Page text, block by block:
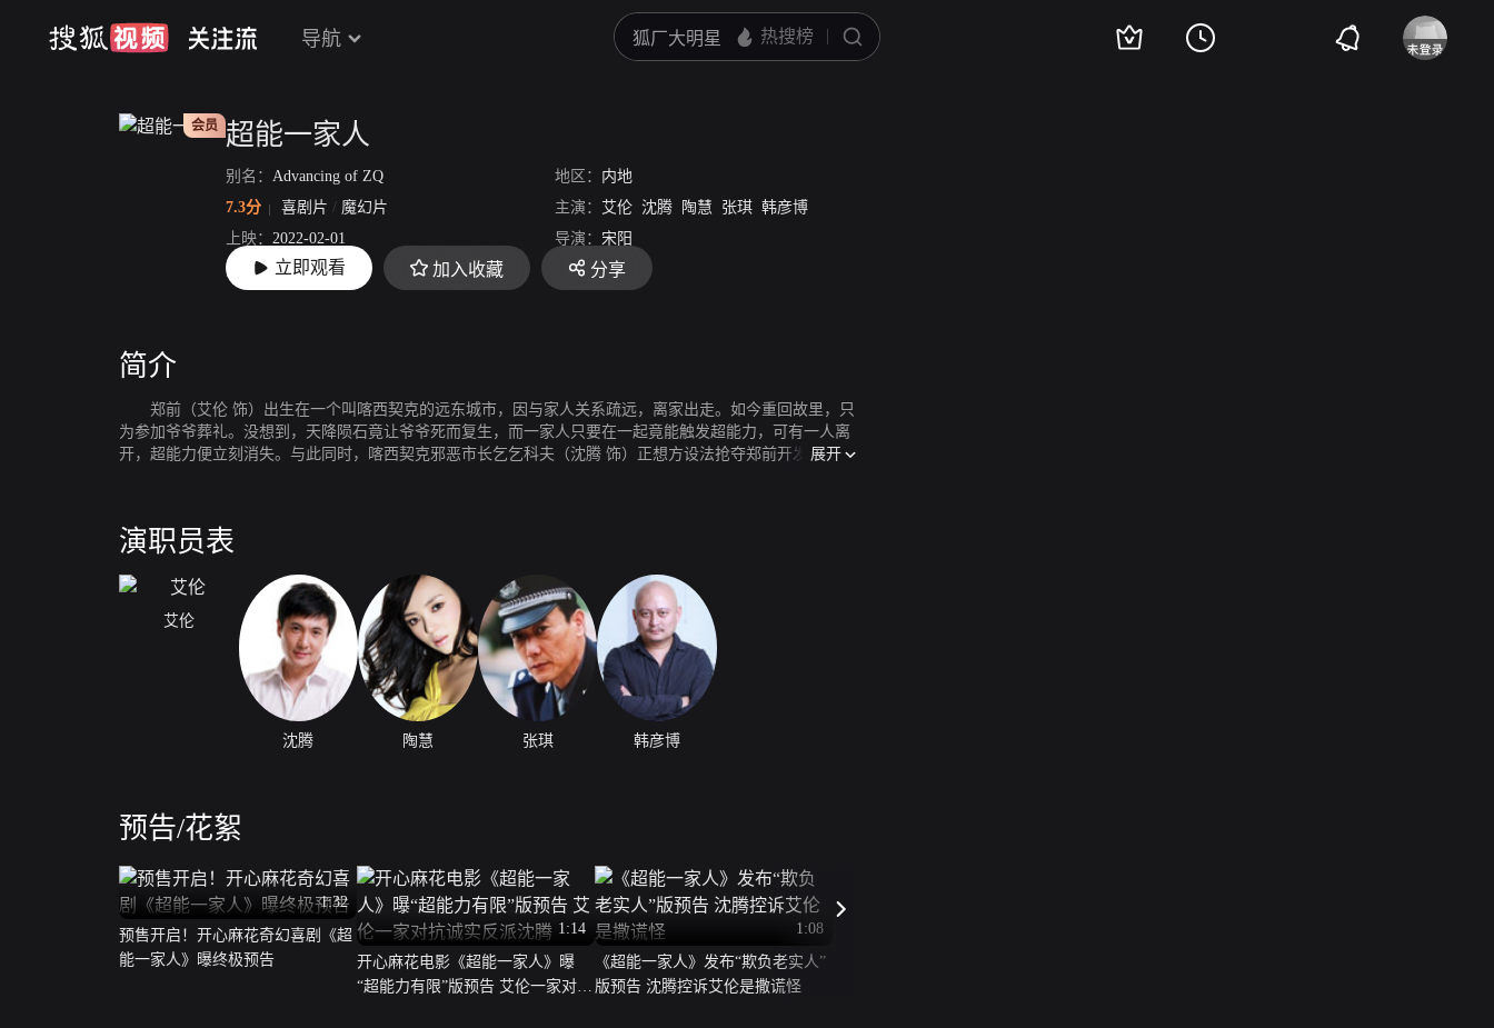
导航
会员 超能一家人
别名： Advancing of ZQ 地区： 内地
7.3分
喜剧片 / 魔幻片 主演： 艾伦 沈腾 陶慧 张琪 韩彦博
上映： 2022-02-01 导演： 宋阳
片长： 112分15秒
立即观看 加入收藏 分享
简介
郑前（艾伦 饰）出生在一个叫喀西契克的远东城市，因与家人关系疏远，离家出走。如今重回故里，只
为参加爷爷葬礼。没想到，天降陨石竟让爷爷死而复生，而一家人只要在一起竟能触发超能力，可有一人离
开，超能力便立刻消失。与此同时，喀西契克邪恶市长乞乞科夫（沈腾 饰）正想方设法抢夺郑前开发的“理
展开
演职员表
艾伦
沈腾 陶慧 张琪 韩彦博
预告/花絮
1:32
预售开启！开心麻花奇幻喜剧《超
能一家人》曝终极预告
1:14
开心麻花电影《超能一家人》曝
“超能力有限”版预告 艾伦一家对抗
1:08
《超能一家人》发布“欺负老实人”
版预告 沈腾控诉艾伦是撒谎怪